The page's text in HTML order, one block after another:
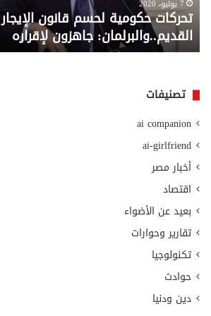
لإقراره
7 يوليو، 2020
تحركات حكومية لحسم قانون الإيجار
القديم..والبرلمان: جاهزون لإقراره
تصنيفات
ai companion
ai-girlfriend
أخبار مصر
اقتصاد
بعيد عن الأضواء
تقارير وحوارات
تكنولوجيا
حوادث
دين ودنيا